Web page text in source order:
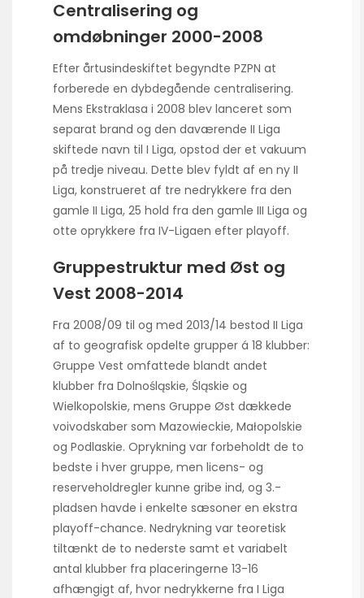
Centralisering og
omdøbninger 2000-2008
Efter årtusindeskiftet begyndte PZPN at
forberede en dybdegående centralisering.
Mens Ekstraklasa i 2008 blev lanceret som
separat brand og den daværende II Liga
skiftede navn til I Liga, opstod der et vakuum
på tredje niveau. Dette blev fyldt af en ny II
Liga, konstrueret af tre nedrykkere fra den
gamle II Liga, 25 hold fra den gamle III Liga og
otte oprykkere fra IV-Ligaen efter playoff.
Gruppestruktur med Øst og
Vest 2008-2014
Fra 2008/09 til og med 2013/14 bestod II Liga
af to geografisk opdelte grupper á 18 klubber:
Gruppe Vest omfattede blandt andet
klubber fra Dolnośląskie, Śląskie og
Wielkopolskie, mens Gruppe Øst dækkede
voivodskaber som Mazowieckie, Małopolskie
og Podlaskie. Oprykning var forbeholdt de to
bedste i hver gruppe, men licens- og
reserveholdregler kunne gribe ind, og 3.-
pladsen havde i enkelte sæsoner en ekstra
playoff-chance. Nedrykning var teoretisk
tiltænkt de to nederste samt et variabelt
antal klubber fra placeringerne 13-16
afhængigt af, hvor nedrykkerne fra I Liga